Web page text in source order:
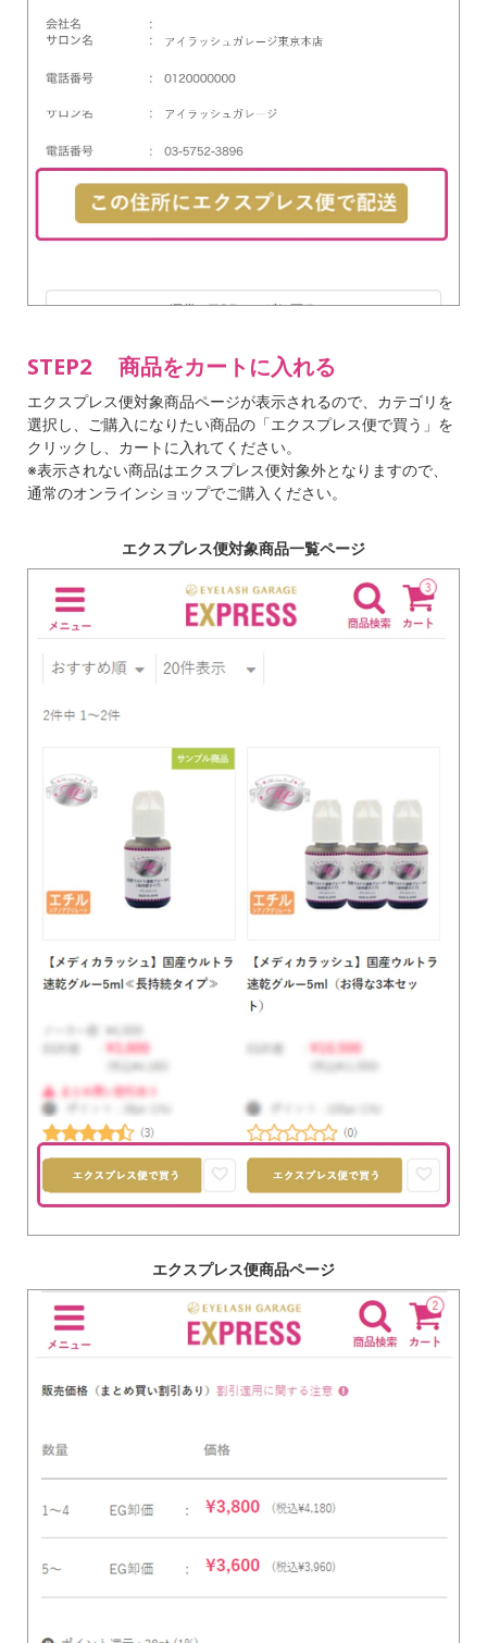
STEP2 商品をカートに入れる
エクスプレス便対象商品ページが表示されるので、カテゴリを
選択し、ご購入になりたい商品の「エクスプレス便で買う」を
クリックし、カートに入れてください。
※表示されない商品はエクスプレス便対象外となりますので、
通常のオンラインショップでご購入ください。
エクスプレス便対象商品一覧ページ
エクスプレス便商品ページ